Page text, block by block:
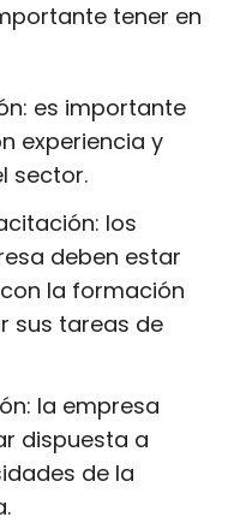
tener en
es importante
experiencia y
sector.
los
deben estar
la formación
sus tareas de
la empresa
dispuesta a
de la